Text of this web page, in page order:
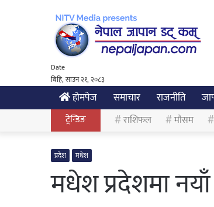
Date
बिहि, साउन २१, २०८३
होमपेज समाचार राजनीति
ट्रेन्डिङ राशिफल मौसम
प्रदेश मधेश
मधेश प्रदेशमा